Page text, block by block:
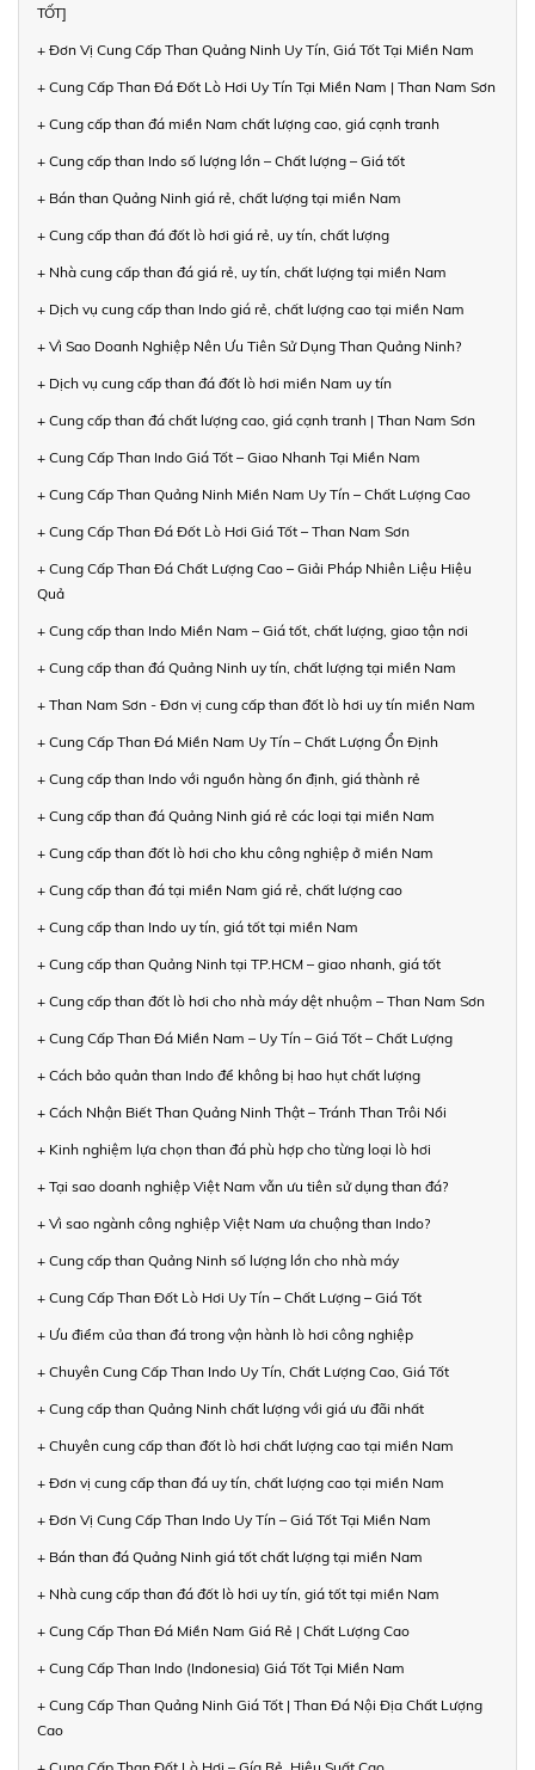
TỐT]
+ Đơn Vị Cung Cấp Than Quảng Ninh Uy Tín, Giá Tốt Tại Miền Nam
+ Cung Cấp Than Đá Đốt Lò Hơi Uy Tín Tại Miền Nam | Than Nam Sơn
+ Cung cấp than đá miền Nam chất lượng cao, giá cạnh tranh
+ Cung cấp than Indo số lượng lớn – Chất lượng – Giá tốt
+ Bán than Quảng Ninh giá rẻ, chất lượng tại miền Nam
+ Cung cấp than đá đốt lò hơi giá rẻ, uy tín, chất lượng
+ Nhà cung cấp than đá giá rẻ, uy tín, chất lượng tại miền Nam
+ Dịch vụ cung cấp than Indo giá rẻ, chất lượng cao tại miền Nam
+ Vì Sao Doanh Nghiệp Nên Ưu Tiên Sử Dụng Than Quảng Ninh?
+ Dịch vụ cung cấp than đá đốt lò hơi miền Nam uy tín
+ Cung cấp than đá chất lượng cao, giá cạnh tranh | Than Nam Sơn
+ Cung Cấp Than Indo Giá Tốt – Giao Nhanh Tại Miền Nam
+ Cung Cấp Than Quảng Ninh Miền Nam Uy Tín – Chất Lượng Cao
+ Cung Cấp Than Đá Đốt Lò Hơi Giá Tốt – Than Nam Sơn
+ Cung Cấp Than Đá Chất Lượng Cao – Giải Pháp Nhiên Liệu Hiệu
Quả
+ Cung cấp than Indo Miền Nam – Giá tốt, chất lượng, giao tận nơi
+ Cung cấp than đá Quảng Ninh uy tín, chất lượng tại miền Nam
+ Than Nam Sơn - Đơn vị cung cấp than đốt lò hơi uy tín miền Nam
+ Cung Cấp Than Đá Miền Nam Uy Tín – Chất Lượng Ổn Định
+ Cung cấp than Indo với nguồn hàng ổn định, giá thành rẻ
+ Cung cấp than đá Quảng Ninh giá rẻ các loại tại miền Nam
+ Cung cấp than đốt lò hơi cho khu công nghiệp ở miền Nam
+ Cung cấp than đá tại miền Nam giá rẻ, chất lượng cao
+ Cung cấp than Indo uy tín, giá tốt tại miền Nam
+ Cung cấp than Quảng Ninh tại TP.HCM – giao nhanh, giá tốt
+ Cung cấp than đốt lò hơi cho nhà máy dệt nhuộm – Than Nam Sơn
+ Cung Cấp Than Đá Miền Nam – Uy Tín – Giá Tốt – Chất Lượng
+ Cách bảo quản than Indo để không bị hao hụt chất lượng
+ Cách Nhận Biết Than Quảng Ninh Thật – Tránh Than Trôi Nổi
+ Kinh nghiệm lựa chọn than đá phù hợp cho từng loại lò hơi
+ Tại sao doanh nghiệp Việt Nam vẫn ưu tiên sử dụng than đá?
+ Vì sao ngành công nghiệp Việt Nam ưa chuộng than Indo?
+ Cung cấp than Quảng Ninh số lượng lớn cho nhà máy
+ Cung Cấp Than Đốt Lò Hơi Uy Tín – Chất Lượng – Giá Tốt
+ Ưu điểm của than đá trong vận hành lò hơi công nghiệp
+ Chuyên Cung Cấp Than Indo Uy Tín, Chất Lượng Cao, Giá Tốt
+ Cung cấp than Quảng Ninh chất lượng với giá ưu đãi nhất
+ Chuyên cung cấp than đốt lò hơi chất lượng cao tại miền Nam
+ Đơn vị cung cấp than đá uy tín, chất lượng cao tại miền Nam
+ Đơn Vị Cung Cấp Than Indo Uy Tín – Giá Tốt Tại Miền Nam
+ Bán than đá Quảng Ninh giá tốt chất lượng tại miền Nam
+ Nhà cung cấp than đá đốt lò hơi uy tín, giá tốt tại miền Nam
+ Cung Cấp Than Đá Miền Nam Giá Rẻ | Chất Lượng Cao
+ Cung Cấp Than Indo (Indonesia) Giá Tốt Tại Miền Nam
+ Cung Cấp Than Quảng Ninh Giá Tốt | Than Đá Nội Địa Chất Lượng
Cao